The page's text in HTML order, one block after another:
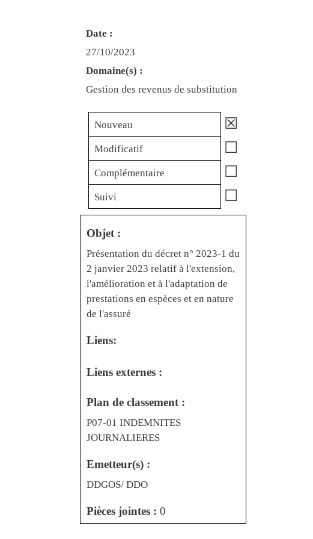
Date :
27/10/2023
Domaine(s) :
Gestion des revenus de substitution
Nouveau ☒
Modificatif ☐
Complémentaire ☐
Suivi ☐
Objet :
Présentation du décret n° 2023-1 du
2 janvier 2023 relatif à l'extension,
l'amélioration et à l'adaptation de
prestations en espèces et en nature
de l'assuré
Liens:
Liens externes :
Plan de classement :
P07-01 INDEMNITES
JOURNALIERES
Emetteur(s) :
DDGOS/ DDO
Pièces jointes : 0